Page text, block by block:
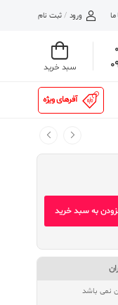
ورود / ثبت نام
سبد خرید
آفرهای ویژه
به سبد خرید
نمی باشد